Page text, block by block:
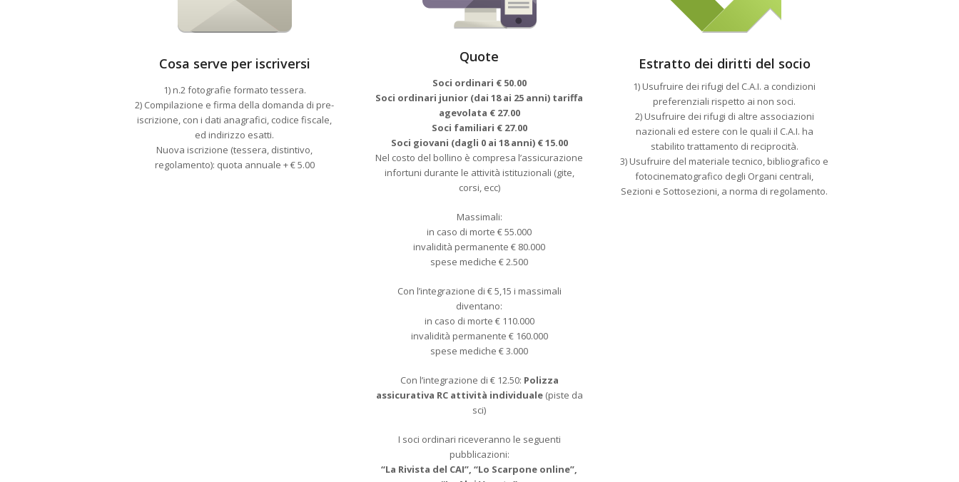
Cosa serve per iscriversi
1) n.2 fotografie formato tessera.
2) Compilazione e firma della domanda di pre-
iscrizione, con i dati anagrafici, codice fiscale,
ed indirizzo esatti.
Nuova iscrizione (tessera, distintivo,
regolamento): quota annuale + € 5.00
Quote
Soci ordinari € 50.00
Soci ordinari junior (dai 18 ai 25 anni) tariffa
agevolata € 27.00
Soci familiari € 27.00
Soci giovani (dagli 0 ai 18 anni) € 15.00
Nel costo del bollino è compresa l’assicurazione
infortuni durante le attività istituzionali (gite,
corsi, ecc)
Massimali:
in caso di morte € 55.000
invalidità permanente € 80.000
spese mediche € 2.500
Con l’integrazione di € 5,15 i massimali
diventano:
in caso di morte € 110.000
invalidità permanente € 160.000
spese mediche € 3.000
Con l’integrazione di € 12.50: Polizza
assicurativa RC attività individuale(piste da
sci)
I soci ordinari riceveranno le seguenti
pubblicazioni:
“La Rivista del CAI”, “Lo Scarpone online”,
Estratto dei diritti del socio
1) Usufruire dei rifugi del C.A.I. a condizioni
preferenziali rispetto ai non soci.
2) Usufruire dei rifugi di altre associazioni
nazionali ed estere con le quali il C.A.I. ha
stabilito trattamento di reciprocità.
3) Usufruire del materiale tecnico, bibliografico e
fotocinematografico degli Organi centrali,
Sezioni e Sottosezioni, a norma di regolamento.